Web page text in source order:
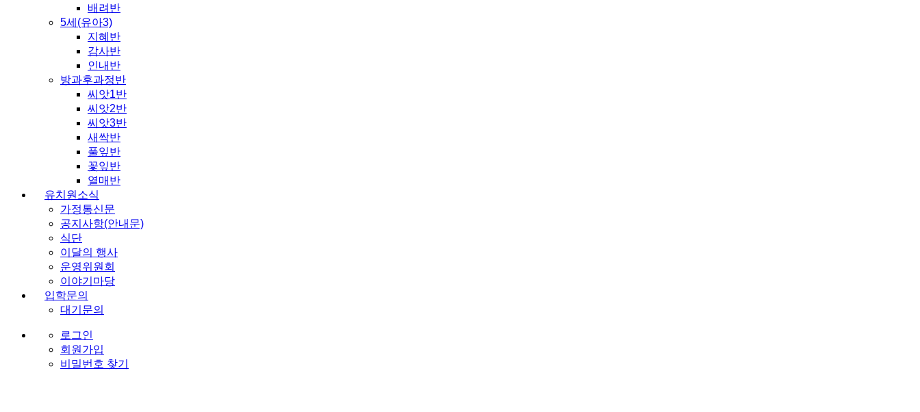
배려반
5세(유아3)
지혜반
감사반
인내반
방과후과정반
씨앗1반
씨앗2반
씨앗3반
새싹반
풀잎반
꽃잎반
열매반
유치원소식
가정통신문
공지사항(안내문)
식단
이달의 행사
운영위원회
이야기마당
입학문의
대기문의
로그인
회원가입
비밀번호 찾기